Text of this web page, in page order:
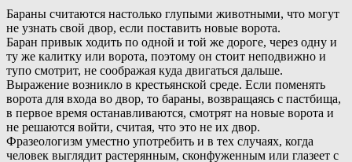
Бараны считаются настолько глупыми животными, что могут
не узнать свой двор, если поставить новые ворота.
Баран привык ходить по одной и той же дороге, через одну и
ту же калитку или ворота, поэтому он стоит неподвижно и
тупо смотрит, не соображая куда двигаться дальше.
Выражение возникло в крестьянской среде. Если поменять
ворота для входа во двор, то бараны, возвращаясь с пастбища,
в первое время останавливаются, смотрят на новые ворота и
не решаются войти, считая, что это не их двор.
Фразеологизм уместно употребить и в тех случаях, когда
человек выглядит растерянным, сконфуженным или глазеет с